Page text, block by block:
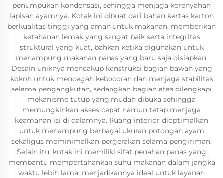
penumpukan kondensasi, sehingga menjaga kerenyahan
lapisan ayamnya. Kotak ini dibuat dari bahan kertas karton
berkualitas tinggi yang aman untuk makanan, memberikan
ketahanan lemak yang sangat baik serta integritas
struktural yang kuat, bahkan ketika digunakan untuk
menampung makanan panas yang baru saja disiapkan.
Desain uniknya mencakup konstruksi bagian bawah yang
kokoh untuk mencegah kebocoran dan menjaga stabilitas
selama pengangkutan, sedangkan bagian atas dilengkapi
mekanisme tutup yang mudah dibuka sehingga
memungkinkan akses cepat namun tetap menjaga
keamanan isi di dalamnya. Ruang interior dioptimalkan
untuk menampung berbagai ukuran potongan ayam
sekaligus meminimalkan pergerakan selama pengiriman.
Selain itu, kotak ini memiliki sifat penahan panas yang
membantu mempertahankan suhu makanan dalam jangka
waktu lebih lama, menjadikannya ideal untuk layanan